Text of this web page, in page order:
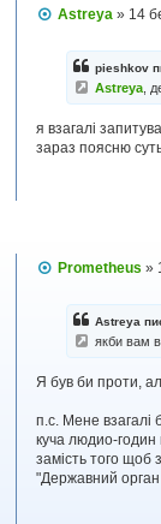
П
л
е
Astreya » 14
pieshkov
Astreya,
я взагалі
зараз поясню
П
л
н
н
я
Prometheus »
Astreya
якби вам
Я був би проти,
п.с. Мене взагалі
куча людио-годин
замість того щоб
"Державний